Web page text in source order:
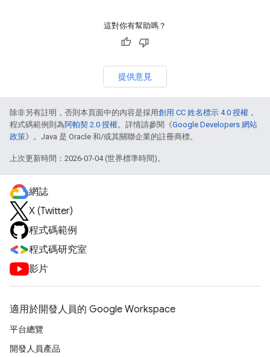
這對你有幫助嗎？
提供意見
除非另有註明，否則本頁面中的內容是採用創用 CC 姓名標示 4.0 授權 ，
程式碼範例則為阿帕契 2.0 授權。詳情請參閱《Google Developers 網站
政策》。Java 是 Oracle 和/或其關聯企業的註冊商標。
上次更新時間：2026-07-04 (世界標準時間)。
網誌
X (Twitter)
程式碼範例
程式碼研究室
影片
適用於開發人員的 Google Workspace
平台總覽
開發人員產品